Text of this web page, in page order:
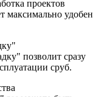
проектов
максимально удобен
позволит сразу
сруб.